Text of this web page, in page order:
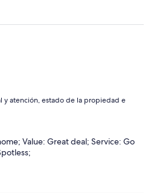
y atención, estado de la propiedad e
Value: Great deal; Service: Go